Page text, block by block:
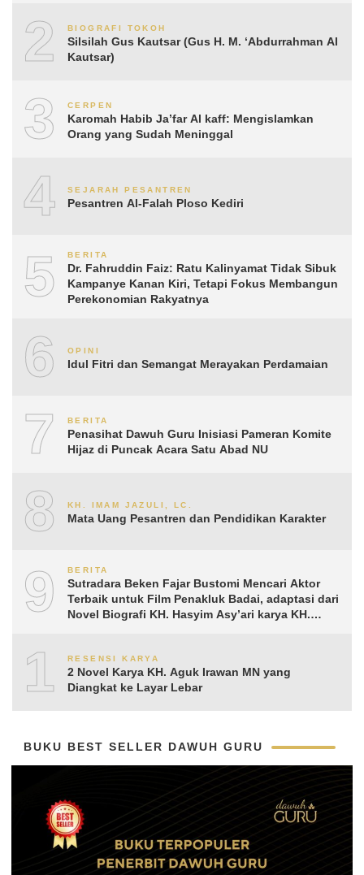
2 BIOGRAFI TOKOH
Silsilah Gus Kautsar (Gus H. M. ‘Abdurrahman Al
Kautsar)
3 CERPEN
Karomah Habib Ja’far Al kaff: Mengislamkan
Orang yang Sudah Meninggal
4 SEJARAH PESANTREN
Pesantren Al-Falah Ploso Kediri
5 BERITA
Dr. Fahruddin Faiz: Ratu Kalinyamat Tidak Sibuk
Kampanye Kanan Kiri, Tetapi Fokus Membangun
Perekonomian Rakyatnya
6 OPINI
Idul Fitri dan Semangat Merayakan Perdamaian
7 BERITA
Penasihat Dawuh Guru Inisiasi Pameran Komite
Hijaz di Puncak Acara Satu Abad NU
8 KH. IMAM JAZULI, LC.
Mata Uang Pesantren dan Pendidikan Karakter
9 BERITA
Sutradara Beken Fajar Bustomi Mencari Aktor
Terbaik untuk Film Penakluk Badai, adaptasi dari
Novel Biografi KH. Hasyim Asy’ari karya KH.
10RESENSI KARYA
2 Novel Karya KH. Aguk Irawan MN yang
Diangkat ke Layar Lebar
BUKU BEST SELLER DAWUH GURU